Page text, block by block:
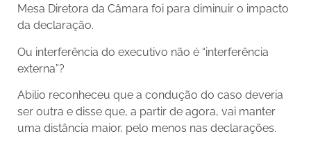
Mesa Diretora da Câmara foi para diminuir o impacto
da declaração.
Ou interferência do executivo não é “interferência
externa”?
Abilio reconheceu que a condução do caso deveria
ser outra e disse que, a partir de agora, vai manter
uma distância maior, pelo menos nas declarações.